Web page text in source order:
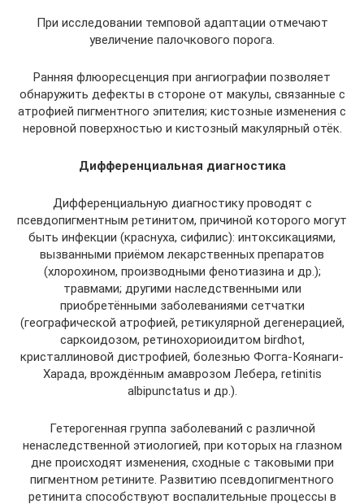
При исследовании темповой адаптации отмечают
увеличение палочкового порога.
Ранняя флюоресценция при ангиографии позволяет
обнаружить дефекты в стороне от макулы, связанные с
атрофией пигментного эпителия; кистозные изменения с
неровной поверхностью и кистозный макулярный отёк.
Дифференциальная диагностика
Дифференциальную диагностику проводят с
псевдопигментным ретинитом, причиной которого могут
быть инфекции (краснуха, сифилис): интоксикациями,
вызванными приёмом лекарственных препаратов
(хлорохином, производными фенотиазина и др.);
травмами; другими наследственными или
приобретёнными заболеваниями сетчатки
(географической атрофией, ретикулярной дегенерацией,
саркоидозом, ретинохориоидитом birdhot,
кристаллиновой дистрофией, болезнью Фогга-Коянаги-
Харада, врождённым амаврозом Лебера, retinitis
albipunctatus и др.).
Гетерогенная группа заболеваний с различной
ненаследственной этиологией, при которых на глазном
дне происходят изменения, сходные с таковыми при
пигментном ретините. Развитию псевдопигментного
ретинита способствуют воспалительные процессы в